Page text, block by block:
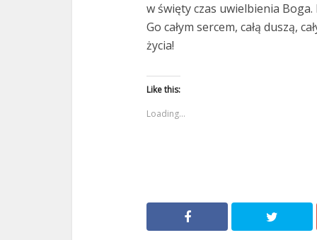
w święty czas uwielbienia
Go całym sercem, całą duszą,
życia!
Like this:
Loading...